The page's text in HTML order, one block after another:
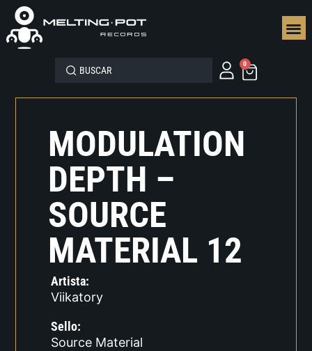
0
MODULATION
DEPTH –
SOURCE
MATERIAL 12
Artista:
Viikatory
Sello:
Source Material